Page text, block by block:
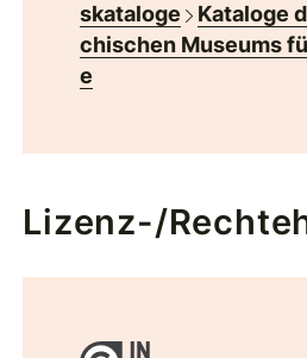
skataloge
Kataloge
chischen Museums
e
Lizenz-/